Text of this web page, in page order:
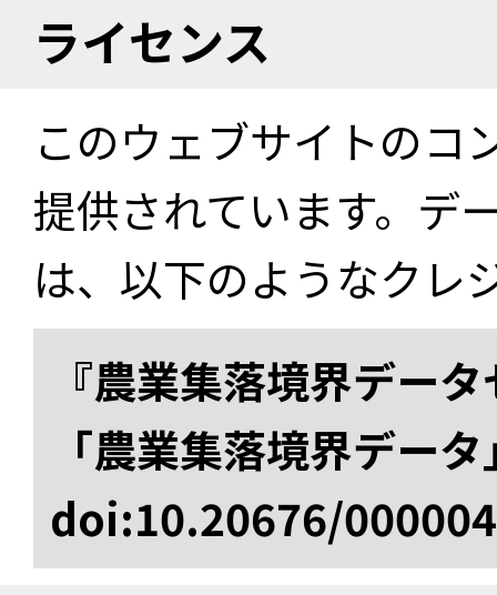
ライセンス
このウェブサイトのコ
提供されています。デ
は、以下のようなクレ
『農業集落境界デー
「農業集落境界デー
doi:10.20676/